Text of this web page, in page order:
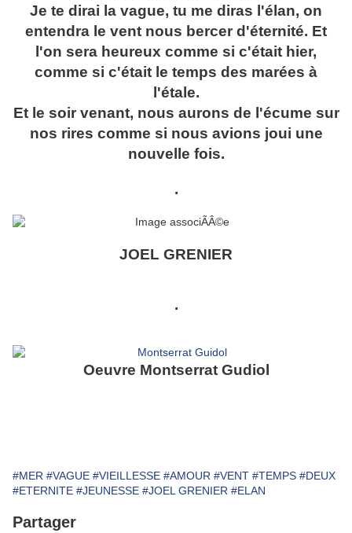
Je te dirai la vague, tu me diras l'élan, on
entendra le vent nous bercer d'éternité. Et
l'on sera heureux comme si c'était hier,
comme si c'était le temps des marées à
l'étale.
Et le soir venant, nous aurons de l'écume sur
nos rires comme si nous avions joui une
nouvelle fois.
.
JOEL GRENIER
.
Oeuvre Montserrat Gudiol
#MER #VAGUE #VIEILLESSE #AMOUR #VENT #TEMPS #DEUX
#ETERNITE #JEUNESSE #JOEL GRENIER #ELAN
Partager